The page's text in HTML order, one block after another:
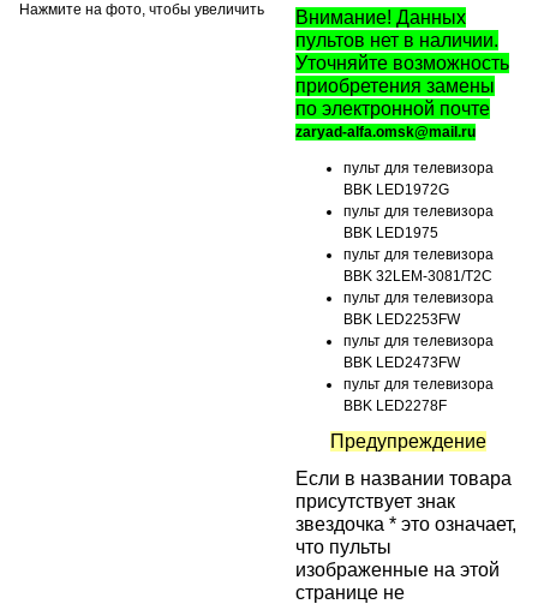
Нажмите на фото, чтобы увеличить
Внимание! Данных
пультов нет в наличии.
Уточняйте возможность
приобретения замены
по электронной почте
zaryad-alfa.omsk@mail.ru
пульт для телевизора
BBK LED1972G
пульт для телевизора
BBK LED1975
пульт для телевизора
BBK 32LEM-3081/T2C
пульт для телевизора
BBK LED2253FW
пульт для телевизора
BBK LED2473FW
пульт для телевизора
BBK LED2278F
Предупреждение
Если в названии товара
присутствует знак
звездочка * это означает,
что пульты
изображенные на этой
странице не